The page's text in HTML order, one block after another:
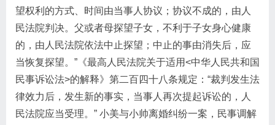
望权利的方式、时间由当事人协议；协议不成的，由人
民法院判决。父或者母探望子女，不利于子女身心健康
的，由人民法院依法中止探望；中止的事由消失后，应
当恢复探望。”《最高人民法院关于适用<中华人民共和国
民事诉讼法>的解释》第二百四十八条规定：“裁判发生法
律效力后，发生新的事实，当事人再次提起诉讼的，人
民法院应当受理。” 小美与小帅离婚纠纷一案，民事调解